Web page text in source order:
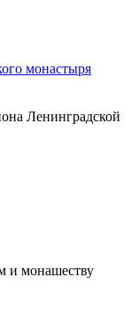
монастыря
Ленинградской
и монашеству